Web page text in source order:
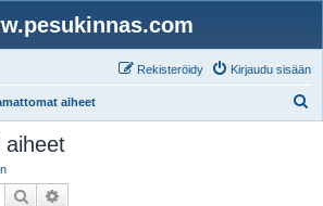
Kirjaudu sisään
Rekisteröidy
aiheet
aiheet
Etsi